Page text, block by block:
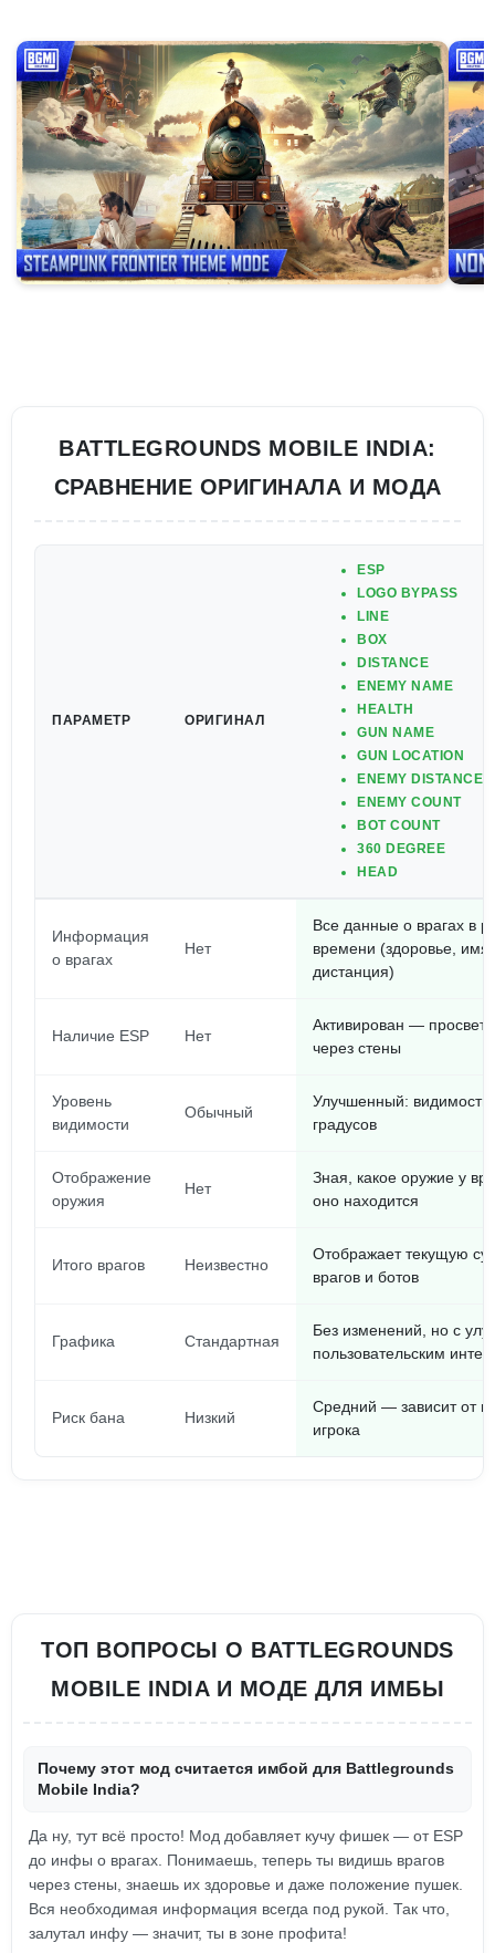
BATTLEGROUNDS MOBILE INDIA:
СРАВНЕНИЕ ОРИГИНАЛА И МОДА
ПАРАМЕТР ОРИГИНАЛ
ESP
LOGO BYPASS
LINE
BOX
DISTANCE
ENEMY NAME
HEALTH
GUN NAME
GUN LOCATION
ENEMY DISTANCE
ENEMY COUNT
BOT COUNT
360 DEGREE
HEAD
Информация
о врагах
Нет
Все данные о врагах в
времени (здоровье, имя,
дистанция)
Наличие ESP Нет
Активирован —
через стены
Уровень
видимости
Обычный
Улучшенный: видимость
градусов
Отображение
оружия
Нет
Зная, какое оружие у
оно находится
Итого врагов Неизвестно
Отображает текущую
врагов и ботов
Графика Стандартная
Без изменений, но с
пользовательским
Риск бана Низкий
Средний — зависит от
игрока
ТОП ВОПРОСЫ О BATTLEGROUNDS
MOBILE INDIA И МОДЕ ДЛЯ ИМБЫ
Почему этот мод считается имбой для Battlegrounds
Mobile India?
Да ну, тут всё просто! Мод добавляет кучу фишек — от ESP
до инфы о врагах. Понимаешь, теперь ты видишь врагов
через стены, знаешь их здоровье и даже положение пушек.
Вся необходимая информация всегда под рукой. Так что,
залутал инфу — значит, ты в зоне профита!